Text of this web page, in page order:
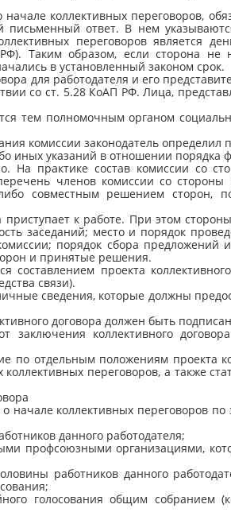
коллективных переговоров,
ответ. В нем
переговоров является
Таким образом, если сторона
в установленный законом срок.
для работодателя и его
со ст. 5.28 КоАП РФ. Лица,
тем полномочным органом
комиссии законодатель
указаний в отношении порядка
практике состав комиссии со
членов комиссии со
совместным решением сторон,
к работе. При этом
заседаний; место и порядок
порядок сбора
и принятые решения.
проекта
связи).
сведения, которые должны
договора должен быть
коллективного
отдельным положениям проекта
переговоров, а также
коллективных переговоров
данного работодателя;
профсоюзными организациями,
работников данного
голосования общим собранием